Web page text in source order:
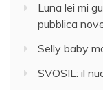
Luna lei mi
pubblica
Selly baby
SVOSIL: il